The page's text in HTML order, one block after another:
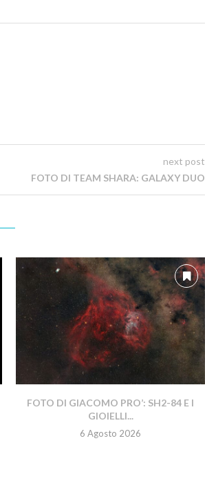
next post
FOTO DI TEAM SHARA: GALAXY DUO
FOTO DI GIACOMO PRO’: SH2-84 E I
GIOIELLI...
6 Agosto 2026